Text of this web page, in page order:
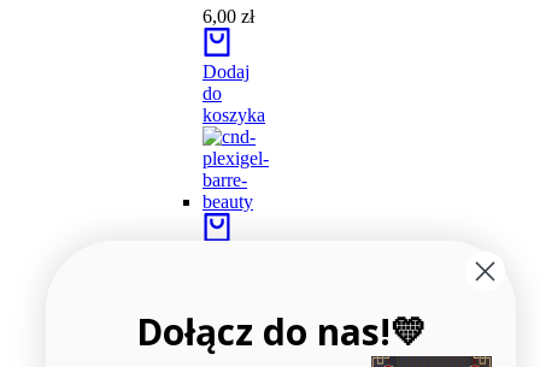
6,00 zł
Dodaj
do
koszyka
Add
to
Dołącz do nas!💛